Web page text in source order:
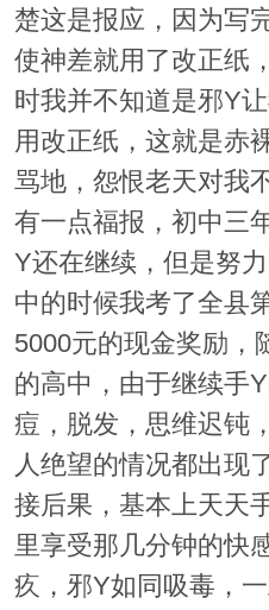
楚这是报应，因为写
使神差就用了改正纸
时我并不知道是邪Y
用改正纸，这就是赤
骂地，怨恨老天对我
有一点福报，初中三
Y还在继续，但是努
中的时候我考了全县
5000元的现金奖励，
的高中，由于继续手
痘，脱发，思维迟钝
人绝望的情况都出现
接后果，基本上天天
里享受那几分钟的快
疚，邪Y如同吸毒，